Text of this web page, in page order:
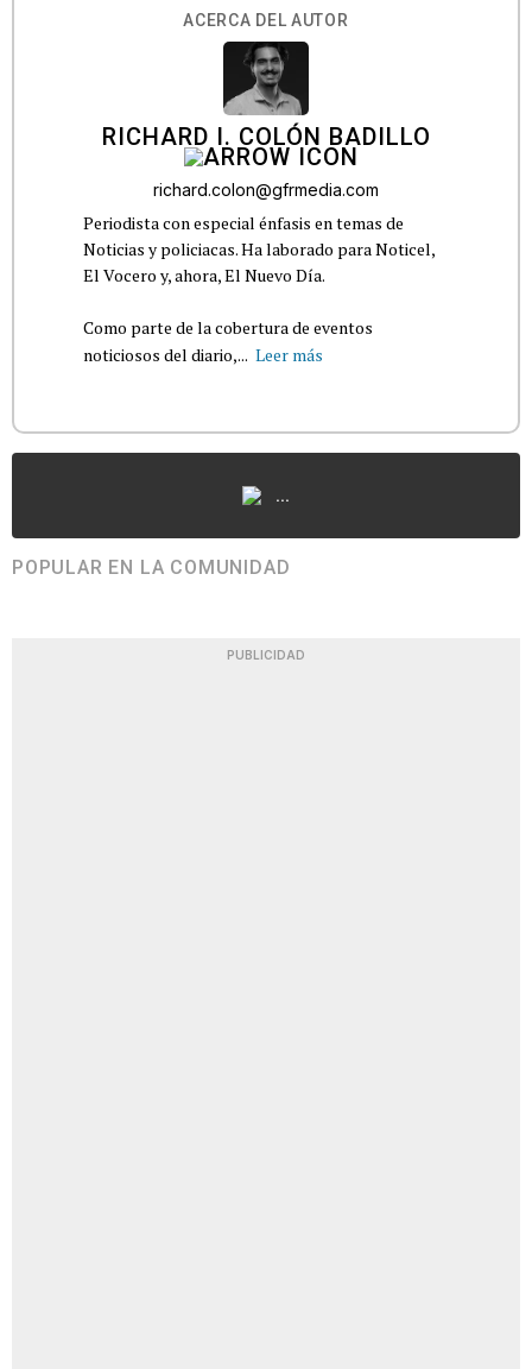
ACERCA DEL AUTOR
RICHARD I. COLÓN BADILLO
richard.colon@gfrmedia.com
Periodista con especial énfasis en temas de
Noticias y policiacas. Ha laborado para Noticel,
El Vocero y, ahora, El Nuevo Día.
Como parte de la cobertura de eventos
noticiosos del diario,... Leer más
...
POPULAR EN LA COMUNIDAD
PUBLICIDAD